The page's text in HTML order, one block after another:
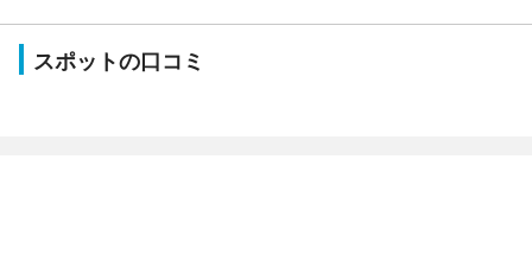
スポットの口コミ